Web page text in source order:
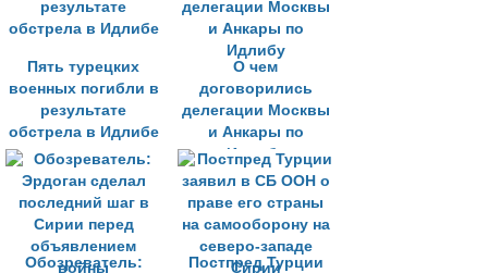
Пять турецких
военных погибли в
результате
обстрела в Идлибе
О чем
договорились
делегации Москвы
и Анкары по
Идлибу
Обозреватель:
Постпред Турции